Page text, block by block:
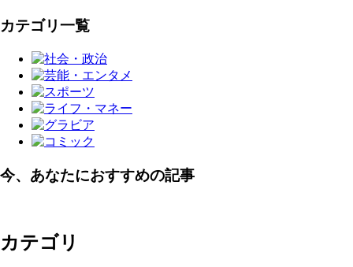
カテゴリ一覧
今、あなたにおすすめの記事
カテゴリ